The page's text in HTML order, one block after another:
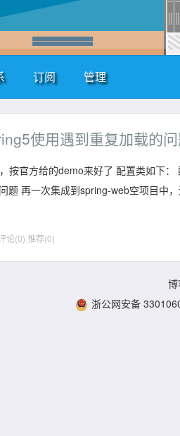
订阅 管理
使用遇到重复加载的
按官方给的demo来好了 配置类如下
题 再一次集成到spring-web空项目中
论(0) 推荐(0)
浙公网安备